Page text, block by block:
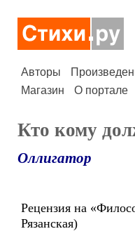
Авторы
Магазин
О портале
Кто кому
Оллигатор
Рецензия на
Рязанская)